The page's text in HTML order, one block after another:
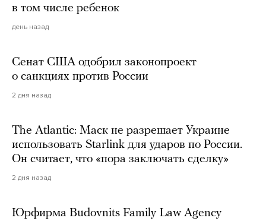
в том числе ребенок
день назад
Сенат США одобрил законопроект
о санкциях против России
2 дня назад
The Atlantic: Маск не разрешает Украине
использовать Starlink для ударов по России.
Он считает, что «пора заключать сделку»
2 дня назад
Юрфирма Budovnits Family Law Agency